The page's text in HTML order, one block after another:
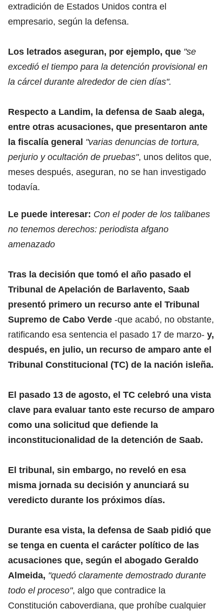
extradición de Estados Unidos contra el
empresario, según la defensa.
Los letrados aseguran, por ejemplo, que "se
excedió el tiempo para la detención provisional en
la cárcel durante alrededor de cien días".
Respecto a Landim, la defensa de Saab alega,
entre otras acusaciones, que presentaron ante
la fiscalía general "varias denuncias de tortura,
perjurio y ocultación de pruebas", unos delitos que,
meses después, aseguran, no se han investigado
todavía.
Le puede interesar: Con el poder de los talibanes
no tenemos derechos: periodista afgano
amenazado
Tras la decisión que tomó el año pasado el
Tribunal de Apelación de Barlavento, Saab
presentó primero un recurso ante el Tribunal
Supremo de Cabo Verde -que acabó, no obstante,
ratificando esa sentencia el pasado 17 de marzo- y,
después, en julio, un recurso de amparo ante el
Tribunal Constitucional (TC) de la nación isleña.
El pasado 13 de agosto, el TC celebró una vista
clave para evaluar tanto este recurso de amparo
como una solicitud que defiende la
inconstitucionalidad de la detención de Saab.
El tribunal, sin embargo, no reveló en esa
misma jornada su decisión y anunciará su
veredicto durante los próximos días.
Durante esa vista, la defensa de Saab pidió que
se tenga en cuenta el carácter político de las
acusaciones que, según el abogado Geraldo
Almeida, "quedó claramente demostrado durante
todo el proceso", algo que contradice la
Constitución caboverdiana, que prohíbe cualquier